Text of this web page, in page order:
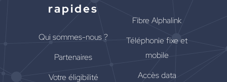
rapides
Qui sommes-nous ?
Partenaires
Votre éligibilité
Fibre Alphalink
Téléphonie fixe et
mobile
Accès data